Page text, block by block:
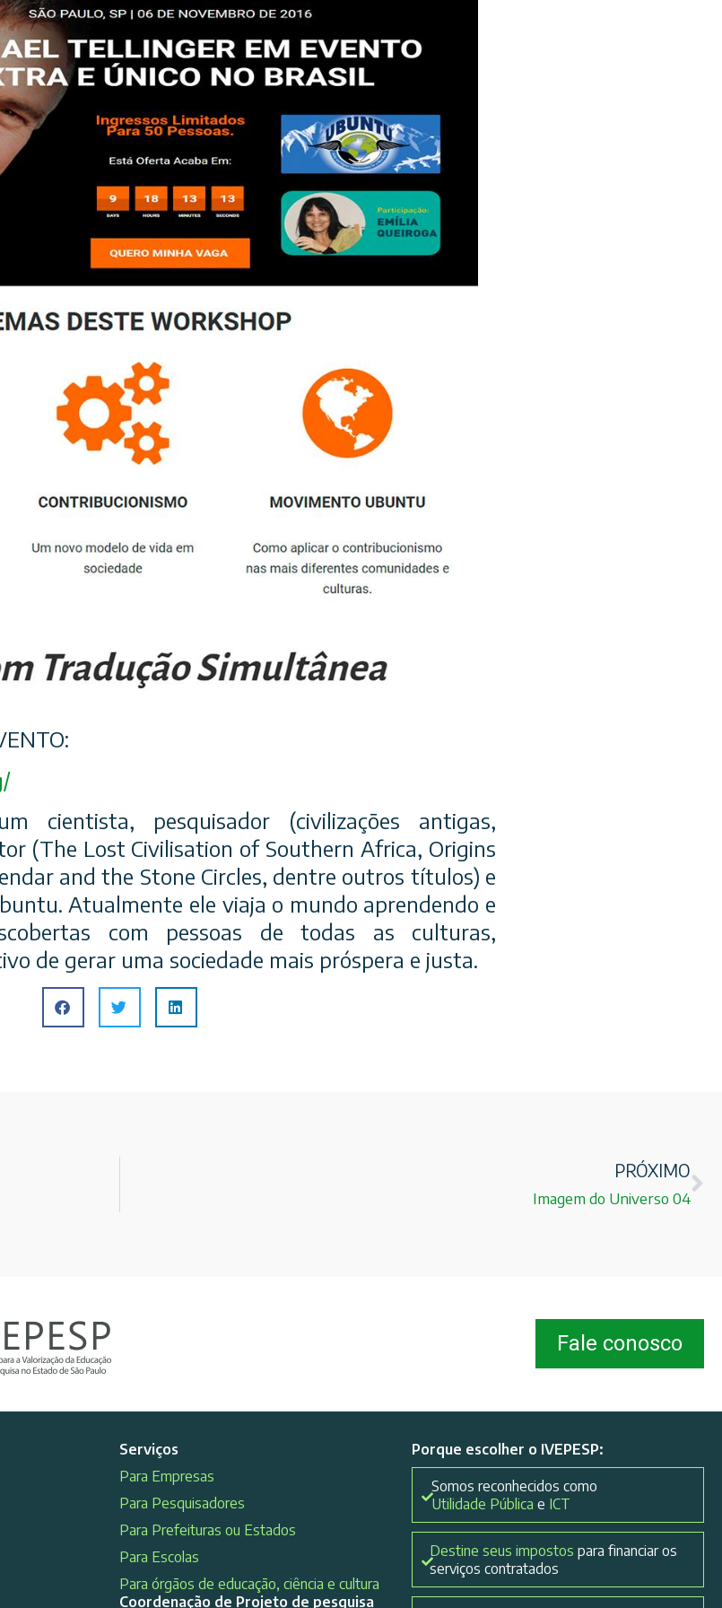
cientista, pesquisador (civilizações antigas,
(The Lost Civilisation of Southern Africa, Origins
and the Stone Circles, dentre outros títulos) e
Atualmente ele viaja o mundo aprendendo e
com pessoas de todas as culturas,
de gerar uma sociedade mais próspera e justa.
PRÓXIMO
Imagem do Universo 04
Fale conosco
Serviços
Para Empresas
Para Pesquisadores
Para Prefeituras ou Estados
Para Escolas
Para órgãos de educação, ciência e cultura
Coordenação de Projeto de pesquisa
Porque escolher o IVEPESP:
Somos reconhecidos como
Utilidade Pública e ICT
Destine seus impostos para financiar os
serviços contratados